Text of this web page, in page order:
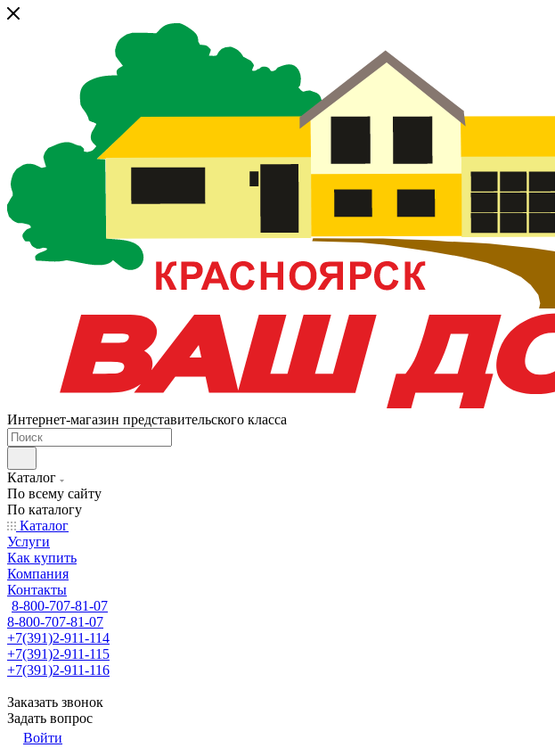
Интернет-магазин представительского класса
Каталог
По всему сайту
По каталогу
Каталог
Услуги
Как купить
Компания
Контакты
8-800-707-81-07
8-800-707-81-07
+7(391)2-911-114
+7(391)2-911-115
+7(391)2-911-116
Заказать звонок
Задать вопрос
Войти